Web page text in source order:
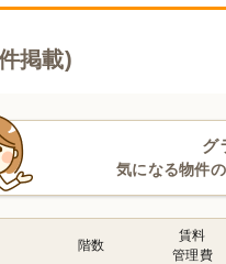
掲載)
グ
気になる物件の
階数
賃料
管理費